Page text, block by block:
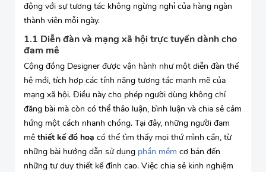
động với sự tương tác không ngừng nghỉ của hàng ngàn
thành viên mỗi ngày.
1.1 Diễn đàn và mạng xã hội trực tuyến dành cho
đam mê
Cộng đồng Designer được vận hành như một diễn đàn thế
hệ mới, tích hợp các tính năng tương tác mạnh mẽ của
mạng xã hội. Điều này cho phép người dùng không chỉ
đăng bài mà còn có thể thảo luận, bình luận và chia sẻ cảm
hứng một cách nhanh chóng. Tại đây, những người đam
mê thiết kế đồ hoạ có thể tìm thấy mọi thứ mình cần, từ
những bài hướng dẫn sử dụng phần mềm cơ bản đến
những tư duy thiết kế đỉnh cao. Việc chia sẻ kinh nghiệm